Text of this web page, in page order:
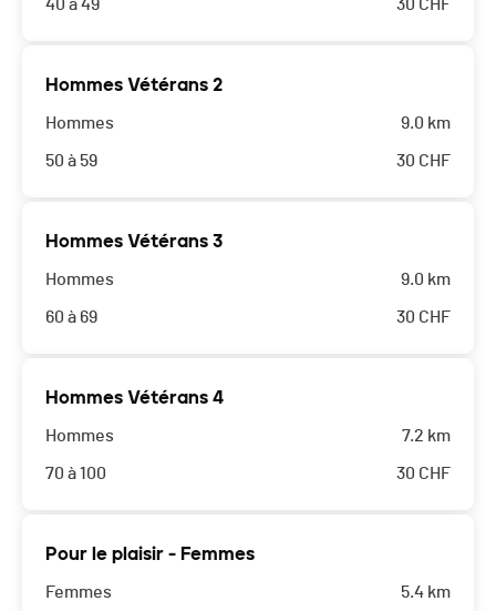
40 à 49 30 CHF
Hommes Vétérans 2
Hommes
50 à 59
9.0 km
30 CHF
Hommes Vétérans 3
Hommes
60 à 69
9.0 km
30 CHF
Hommes Vétérans 4
Hommes
70 à 100
7.2 km
30 CHF
Pour le plaisir - Femmes
Femmes 5.4 km